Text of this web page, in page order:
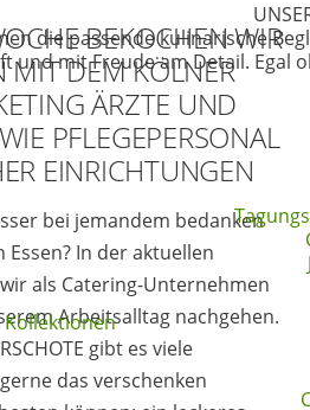
die passende kulinarische
und mit Freude am Detail. Egal
Kollektionen
BEKOCHEN WIR
MIT DEM KÖLNER
ÄRZTE UND
PFLEGEPERSONAL
EINRICHTUNGEN
bei jemandem bedanken
In der aktuellen
als Catering-Unternehmen
Arbeitsalltag nachgehen.
gibt es viele
das verschenken